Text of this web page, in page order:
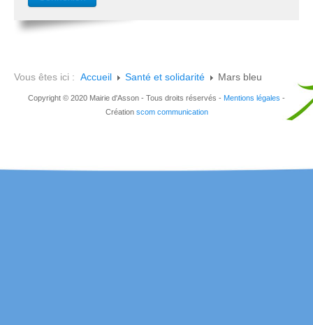
Vous êtes ici : Accueil Santé et solidarité Mars bleu
Copyright © 2020 Mairie d'Asson - Tous droits réservés - Mentions légales -
Création scom communication